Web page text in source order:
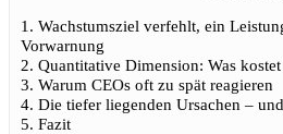
1. Wachstumsziel verfehlt, ein
Vorwarnung
2. Quantitative Dimension: Was
3. Warum CEOs oft zu spät reagieren
4. Die tiefer liegenden Ursachen –
5. Fazit